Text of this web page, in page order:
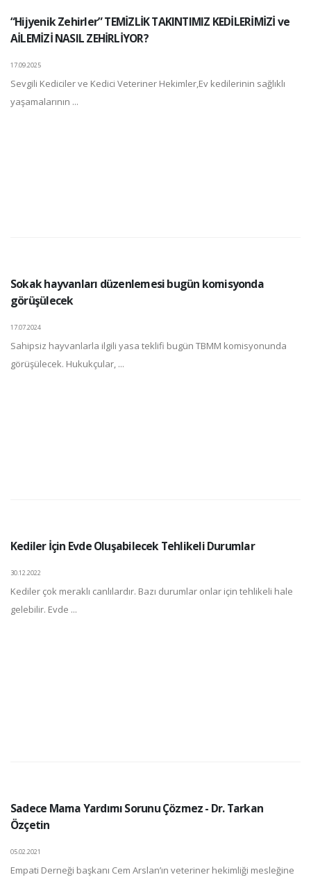
“Hijyenik Zehirler” TEMİZLİK TAKINTIMIZ KEDİLERİMİZİ ve
AİLEMİZİ NASIL ZEHİRLİYOR?
17.09.2025
Sevgili Kediciler ve Kedici Veteriner Hekimler,Ev kedilerinin sağlıklı
yaşamalarının ...
Sokak hayvanları düzenlemesi bugün komisyonda
görüşülecek
17.07.2024
Sahipsiz hayvanlarla ilgili yasa teklifi bugün TBMM komisyonunda
görüşülecek. Hukukçular, ...
Kediler İçin Evde Oluşabilecek Tehlikeli Durumlar
30.12.2022
Kediler çok meraklı canlılardır. Bazı durumlar onlar için tehlikeli hale
gelebilir. Evde ...
Sadece Mama Yardımı Sorunu Çözmez - Dr. Tarkan
Özçetin
05.02.2021
Empati Derneği başkanı Cem Arslan’ın veteriner hekimliği mesleğine